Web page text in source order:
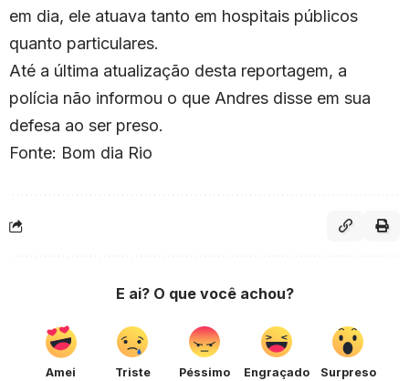
em dia, ele atuava tanto em hospitais públicos
quanto particulares.
Até a última atualização desta reportagem, a
polícia não informou o que Andres disse em sua
defesa ao ser preso.
Fonte: Bom dia Rio
E ai? O que você achou?
Amei Triste Péssimo Engraçado Surpreso